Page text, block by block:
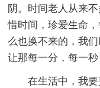
阴。时间老人从来
惜时间，珍爱生命
么也换不来的，我
让那每一分，每一秒
在生活中，我